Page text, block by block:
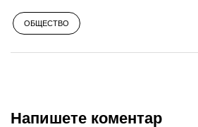
ОБЩЕСТВО
Напишете коментар